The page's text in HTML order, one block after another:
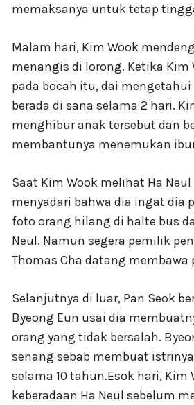
memaksanya untuk tetap
Malam hari, Kim Wook
menangis di lorong. Ketika Kim
pada bocah itu, dai mengetahui
berada di sana selama 2 hari.
menghibur anak tersebut dan
membantunya menemukan
Saat Kim Wook melihat Ha
menyadari bahwa dia ingat dia
foto orang hilang di halte bus
Neul. Namun segera pemilik
Thomas Cha datang membawa
Selanjutnya di luar, Pan Seok
Byeong Eun usai dia
orang yang tidak bersalah.
senang sebab membuat
selama 10 tahun.Esok hari, Kim
keberadaan Ha Neul sebelum